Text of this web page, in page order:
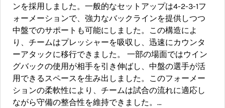
ンを採用しました。一般的なセットアップは4-2-3-1フ
ォーメーションで、強力なバックラインを提供しつつ
中盤でのサポートも可能にしました。この構造によ
り、チームはプレッシャーを吸収し、迅速にカウンタ
ーアタックに移行できました。 一部の場面ではウイン
グバックの使用が相手を引き伸ばし、中盤の選手が活
用できるスペースを生み出しました。このフォーメー
ションの柔軟性により、チームは試合の流れに適応し
ながら守備の整合性を維持できました。…